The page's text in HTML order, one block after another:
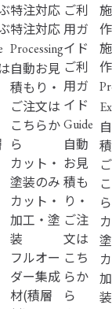
特注対応
特注対応
Processing
自動お見
積もり・
ご注文は
こちらか
ら
カット・
塗装のみ
カット・
加工・塗
装
フルオー
ダー集成
材(積層
ご利
用ガ
イド
ご利
用ガ
イド
Guide
自動
お見
積も
り・
ご注
文は
こち
らか
ら
ら
装